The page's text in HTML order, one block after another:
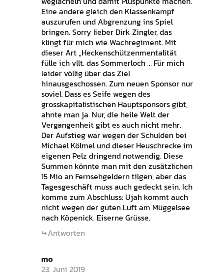
Eine andere gleich den Klassenkampf
auszurufen und Abgrenzung ins Spiel
bringen. Sorry lieber Dirk Zingler, das
klingt für mich wie Wachregiment. Mit
dieser Art „Heckenschützenmentalität
fülle ich vllt. das Sommerloch … Für mich
leider völlig über das Ziel
hinausgeschossen. Zum neuen Sponsor nur
soviel. Dass es Seife wegen des
grosskapitalistischen Hauptsponsors gibt,
ahnte man ja. Nur, die heile Welt der
Vergangenheit gibt es auch nicht mehr.
Der Aufstieg war wegen der Schulden bei
Michael Kölmel und dieser Heuschrecke im
eigenen Pelz dringend notwendig. Diese
Summen könnte man mit den zusätzlichen
15 Mio an Fernsehgeldern tilgen, aber das
Tagesgeschäft muss auch gedeckt sein. Ich
komme zum Abschluss: Ujah kommt auch
nicht wegen der guten Luft am Müggelsee
nach Köpenick. Eiserne Grüsse.
Antworten
mo
23. Juni 2019